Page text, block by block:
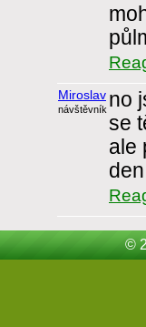
Miroslav
návštěvník no
se
ale
©